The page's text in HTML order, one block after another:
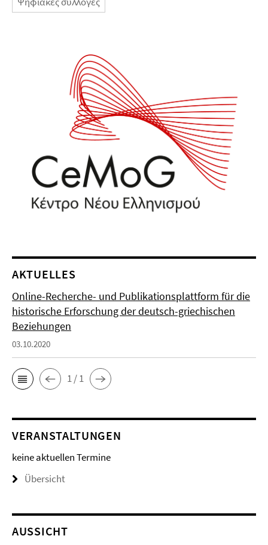
AKTUELLES
Online-Recherche- und Publikationsplattform für die
historische Erforschung der deutsch-griechischen
Beziehungen
03.10.2020
1 / 1
VERANSTALTUNGEN
keine aktuellen Termine
Übersicht
AUSSICHT